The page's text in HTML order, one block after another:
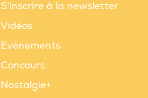
S'inscrire à la newsletter
Vidéos
Evènements
Concours
Nostalgie+